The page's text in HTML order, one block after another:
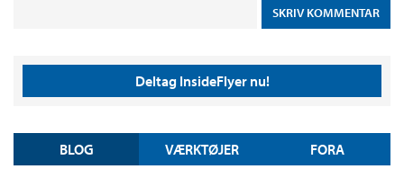
Deltag InsideFlyer nu!
BLOG VÆRKTØJER FORA